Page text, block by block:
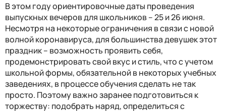
В этом году ориентировочные даты проведения
выпускных вечеров для школьников – 25 и 26 июня.
Несмотря на некоторые ограничения в связи с новой
волной коронавируса, для большинства девушек этот
праздник – возможность проявить себя,
продемонстрировать свой вкус и стиль, что с учетом
школьной формы, обязательной в некоторых учебных
заведениях, в процессе обучения сделать не так
просто. Поэтому важно заранее подготовиться к
торжеству: подобрать наряд, определиться с